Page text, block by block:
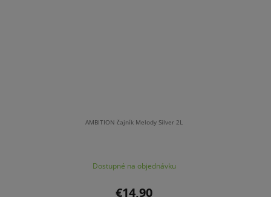
AMBITION čajník Melody Silver 2L
Dostupné na objednávku
€14,90